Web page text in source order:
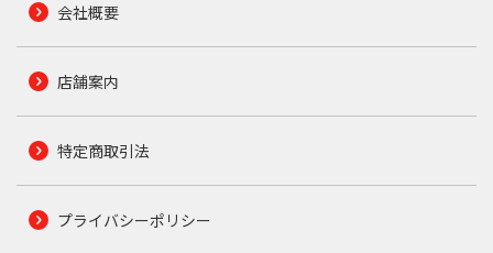
会社概要
店舗案内
特定商取引法
プライバシーポリシー